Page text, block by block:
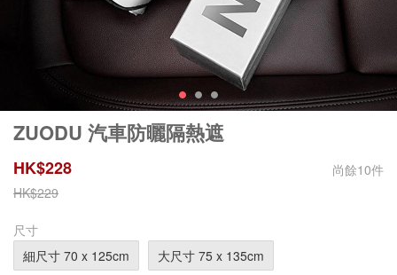
ZUODU 汽車防曬隔熱遮
HK$228 尚餘10件
HK$229
尺寸
細尺寸 70 x 125cm
大尺寸 75 x 135cm